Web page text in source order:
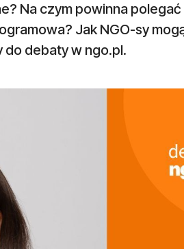
Na czym powinna polegać
Jak NGO-sy
debaty w ngo.pl.